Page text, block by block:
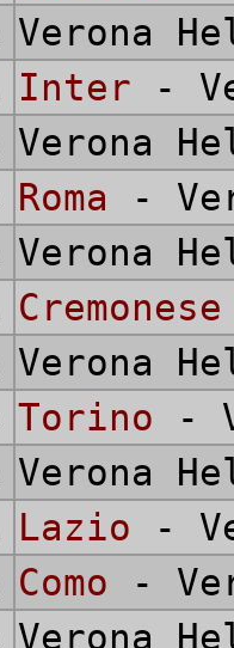
Verona
Inter -
Verona
Roma -
Verona
Cremonese
Verona
Torino -
Verona
Lazio -
Como -
Verona